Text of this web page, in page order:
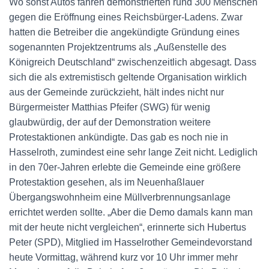
Wo sonst Autos fahren demonstrierten rund 300 Menschen
gegen die Eröffnung eines Reichsbürger-Ladens. Zwar
hatten die Betreiber die angekündigte Gründung eines
sogenannten Projektzentrums als „Außenstelle des
Königreich Deutschland“ zwischenzeitlich abgesagt. Dass
sich die als extremistisch geltende Organisation wirklich
aus der Gemeinde zurückzieht, hält indes nicht nur
Bürgermeister Matthias Pfeifer (SWG) für wenig
glaubwürdig, der auf der Demonstration weitere
Protestaktionen ankündigte. Das gab es noch nie in
Hasselroth, zumindest eine sehr lange Zeit nicht. Lediglich
in den 70er-Jahren erlebte die Gemeinde eine größere
Protestaktion gesehen, als im Neuenhaßlauer
Übergangswohnheim eine Müllverbrennungsanlage
errichtet werden sollte. „Aber die Demo damals kann man
mit der heute nicht vergleichen“, erinnerte sich Hubertus
Peter (SPD), Mitglied im Hasselrother Gemeindevorstand
heute Vormittag, während kurz vor 10 Uhr immer mehr